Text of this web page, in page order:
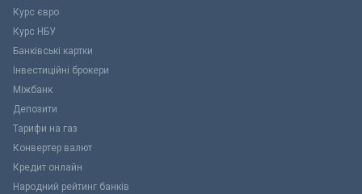
Курс євро
Курс НБУ
Банківські картки
Інвестиційні брокери
Міжбанк
Депозити
Тарифи на газ
Конвертер валют
Кредит онлайн
Народний рейтинг банків